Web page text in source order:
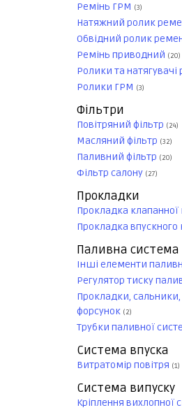
Ремінь ГРМ (3)
Натяжний ролик
Обвідний ролик
Ремінь приводний (20)
Ролики та
Ролики ГРМ (3)
Фільтри
Повітряний фільтр (24)
Масляний фільтр (32)
Паливний фільтр (20)
Фільтр салону (27)
Прокладки
Прокладка
Прокладка впускного
Паливна система
Інші елементи
Регулятор тиску
Прокладки,
форсунок (2)
Трубки паливної
Система впуска
Витратомір повітря (1)
Система випуску
Кріплення вихлопної